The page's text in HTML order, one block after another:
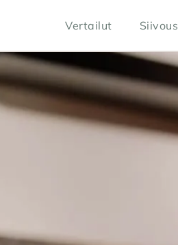
Vertailut Siivous